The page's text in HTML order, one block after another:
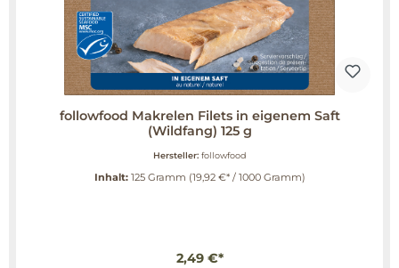
followfood Makrelen Filets in eigenem Saft
(Wildfang) 125 g
Hersteller: followfood
Inhalt: 125 Gramm (19,92 €* / 1000 Gramm)
2,49 €*